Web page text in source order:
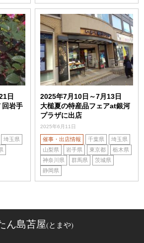
日
回岩手
埼玉県
2025年7月10日～7月13日
大槌夏の特産品フェアat銀河
プラザに出店
2025年6月11日
催事・出店情報 千葉県
埼玉県
山梨県
岩手県 東京都
栃木県
神奈川県
群馬県
茨城県
静岡県
ん島苫屋(とまや)